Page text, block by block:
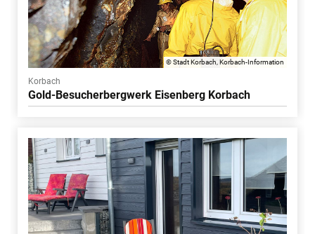
© Stadt Korbach, Korbach-Information
Korbach
Gold-Besucherbergwerk Eisenberg Korbach